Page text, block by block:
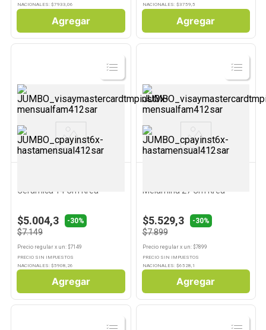
NACIONALES: $7933,06
Agregar
NACIONALES: $3759,5
Agregar
Ver
Producto
Cerámica 14 Cm Krea
$5.004,3 -30%
$7.149
Precio regular x un: $7149
PRECIO SIN IMPUESTOS
NACIONALES: $5908,26
Agregar
Ver
Producto
Melamina 27 Cm Krea
$5.529,3 -30%
$7.899
Precio regularx un: $7899
PRECIO SIN IMPUESTOS
NACIONALES: $6528,1
Agregar